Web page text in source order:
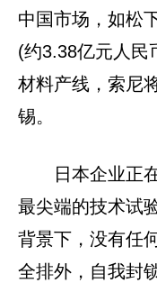
中国市场，如松
(约3.38亿元人民
材料产线，索尼
锡。
日本企业正
最尖端的技术试
背景下，没有任
全排外，自我封